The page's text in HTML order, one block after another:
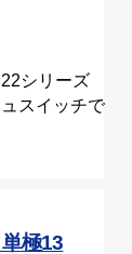
シリーズ
スイッチで
極13